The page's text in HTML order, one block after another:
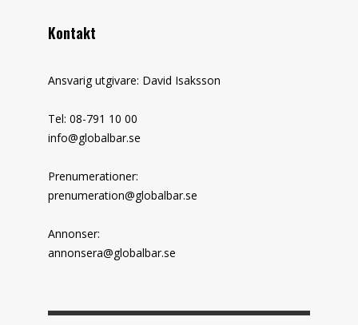
Kontakt
Ansvarig utgivare: David Isaksson
Tel: 08-791 10 00
info@globalbar.se
Prenumerationer:
prenumeration@globalbar.se
Annonser:
annonsera@globalbar.se